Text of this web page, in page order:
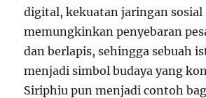
digital, kekuatan jaringan sosial
memungkinkan penyebaran
dan berlapis, sehingga sebuah
menjadi simbol budaya yang
Siriphiu pun menjadi contoh